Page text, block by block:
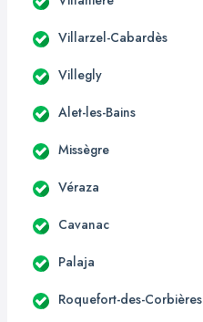
Villarzel-Cabardès
Villegly
Alet-les-Bains
Missègre
Véraza
Cavanac
Palaja
Roquefort-des-Corbières